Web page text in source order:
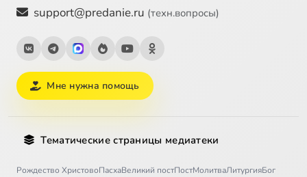
support@predanie.ru (техн.вопросы)
Мне нужна помощь
Тематические страницы медиатеки
Рождество ХристовоПасхаВеликий постПостМолитваЛитургияБог